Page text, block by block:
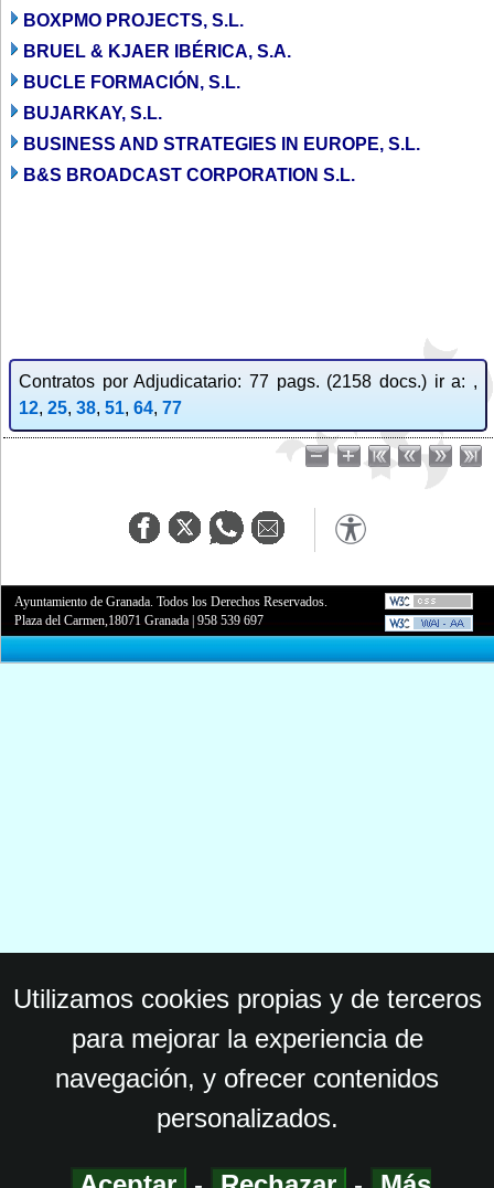
BOXPMO PROJECTS, S.L.
BRUEL & KJAER IBÉRICA, S.A.
BUCLE FORMACIÓN, S.L.
BUJARKAY, S.L.
BUSINESS AND STRATEGIES IN EUROPE, S.L.
B&S BROADCAST CORPORATION S.L.
Contratos por Adjudicatario: 77 pags. (2158 docs.) ir a: ,
12, 25, 38, 51, 64, 77
Ayuntamiento de Granada. Todos los Derechos Reservados.
Plaza del Carmen,18071 Granada |958 539 697
Utilizamos cookies propias y de terceros
para mejorar la experiencia de
navegación, y ofrecer contenidos
personalizados.